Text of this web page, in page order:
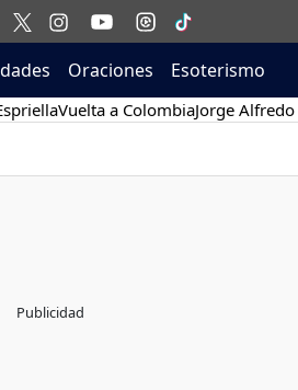
Oraciones Esoterismo
Vuelta a ColombiaJorge Alfredo